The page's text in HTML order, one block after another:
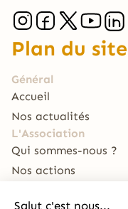
Plan du site
Général
Accueil
Nos actualités
L'Association
Qui sommes-nous ?
Nos actions